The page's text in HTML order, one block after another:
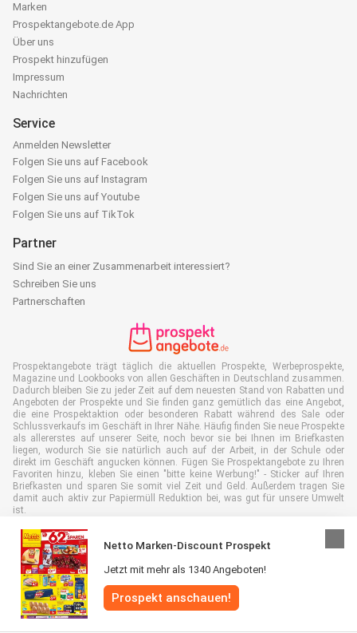
Netto Marken-Discount Prospekt
Jetzt mit mehr als 1340 Angeboten!
Prospekt anschauen!
Marken
Prospektangebote.de App
Über uns
Prospekt hinzufügen
Impressum
Nachrichten
Service
Anmelden Newsletter
Folgen Sie uns auf Facebook
Folgen Sie uns auf Instagram
Folgen Sie uns auf Youtube
Folgen Sie uns auf TikTok
Partner
Sind Sie an einer Zusammenarbeit interessiert?
Schreiben Sie uns
Partnerschaften
Prospektangebote trägt täglich die aktuellen Prospekte, Werbeprospekte,
Magazine und Lookbooks von allen Geschäften in Deutschland zusammen.
Dadurch bleiben Sie zu jeder Zeit auf dem neuesten Stand von Rabatten und
Angeboten der Prospekte und Sie finden ganz gemütlich das eine Angebot,
die eine Prospektaktion oder besonderen Rabatt während des Sale oder
Schlussverkaufs im Geschäft in Ihrer Nähe. Häufig finden Sie neue Prospekte
als allererstes auf unserer Seite, noch bevor sie bei Ihnen im Briefkasten
liegen, wodurch Sie sie natürlich auch auf der Arbeit, in der Schule oder
direkt im Geschäft angucken können. Fügen Sie Prospektangebote zu Ihren
Favoriten hinzu, kleben Sie einen "bitte keine Werbung!" - Sticker auf Ihren
Briefkasten und sparen Sie somit viel Zeit und Geld. Außerdem tragen Sie
damit auch aktiv zur Papiermüll Reduktion bei, was gut für unsere Umwelt
ist.
Alle Rechte vorbehalten © Prospektangebote.de 2026 |
|Allgemeine Geschäftsbedingungen|Datenschutzerklärung